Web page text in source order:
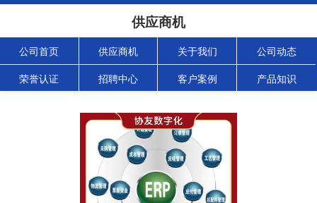
供应商机
公司首页 供应商机 关于我们 公司动态
荣誉认证 招聘中心 客户案例 产品知识